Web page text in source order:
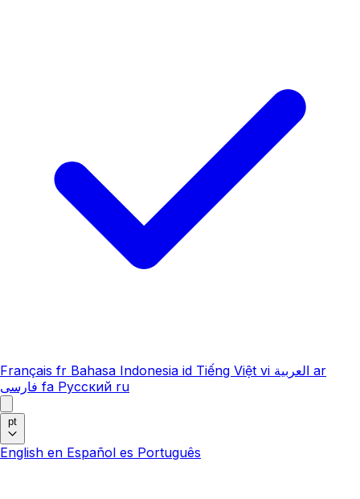
Français fr Bahasa Indonesia id Tiếng Việt vi العربية ar
فارسی fa Русский ru
pt
English en Español es Português